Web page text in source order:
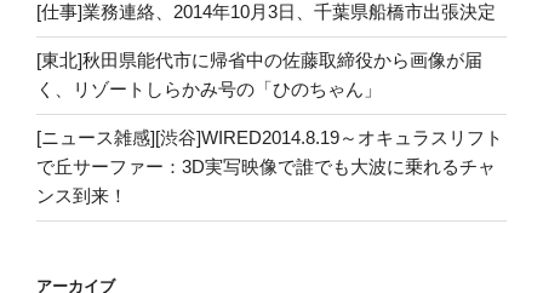
[仕事]業務連絡、2014年10月3日、千葉県船橋市出張決定
[東北]秋田県能代市に帰省中の佐藤取締役から画像が届
く、リゾートしらかみ号の「ひのちゃん」
[ニュース雑感][渋谷]WIRED2014.8.19～オキュラスリフト
で丘サーファー：3D実写映像で誰でも大波に乗れるチャ
ンス到来！
アーカイブ